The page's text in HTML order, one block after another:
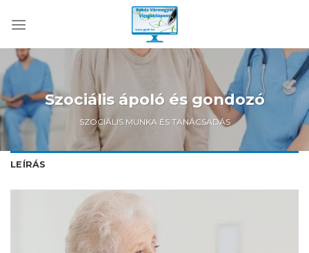
Szociális ápoló és gondozó
SZOCIÁLIS MUNKA ÉS TANÁCSADÁS
LEÍRÁS